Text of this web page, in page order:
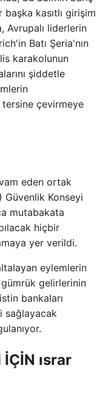
kasıtlı girişim
Avrupalı ​​liderlerin
Batı Şeria'nın
karakolunun
şiddetle
tersine çevirmeye
eden ortak
Konseyi
mutabakata
hiçbir
yer verildi.
eylemlerin
gelirlerinin
bankaları
sağlayacak
ısrar